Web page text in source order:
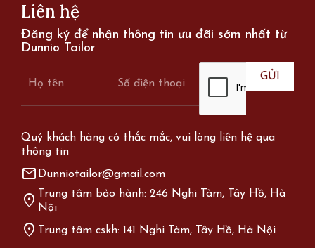
Liên hệ
Đăng ký để nhận thông tin ưu đãi sớm nhất từ
Dunnio Tailor
Quý khách hàng có thắc mắc, vui lòng liên hệ qua
thông tin
mail Dunniotailor@gmail.com
location_on Trung tâm bảo hành: 246 Nghi Tàm, Tây Hồ, Hà
Nội
location_on Trung tâm cskh: 141 Nghi Tàm, Tây Hồ, Hà Nội